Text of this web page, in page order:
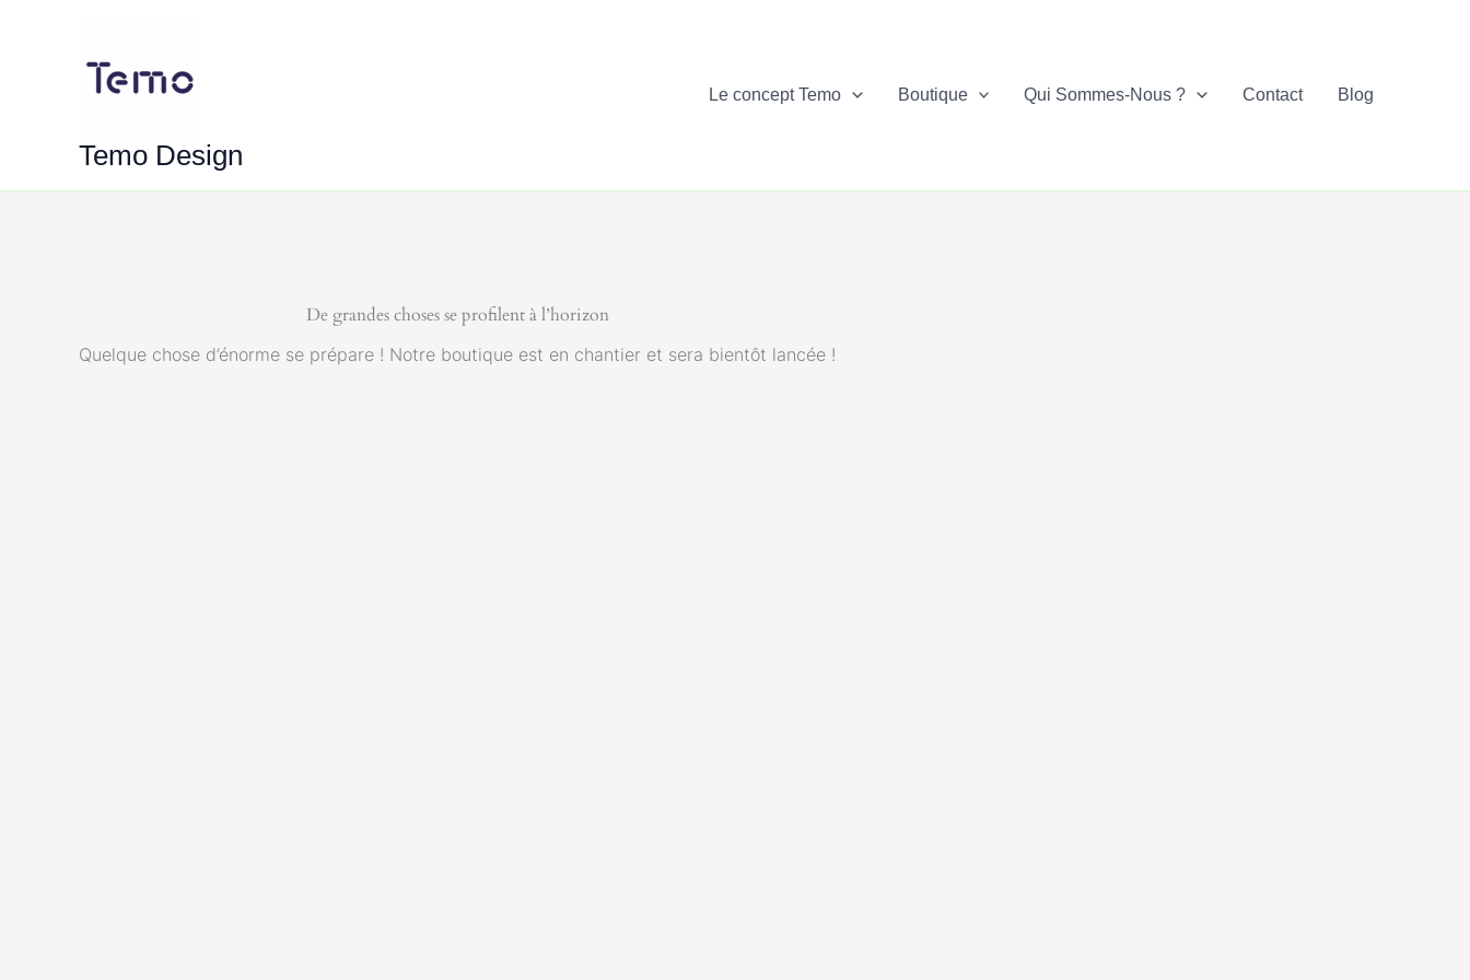
Temo Design
Le concept Temo Boutique Qui Sommes-Nous ? Contact Blog
De grandes choses se profilent à l’horizon
Quelque chose d’énorme se prépare ! Notre boutique est en chantier et sera bientôt lancée !